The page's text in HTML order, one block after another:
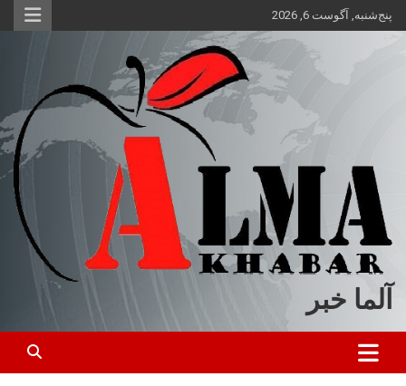
محتوا
پنج‌شنبه, آگوست 6, 2026
آلما خبر